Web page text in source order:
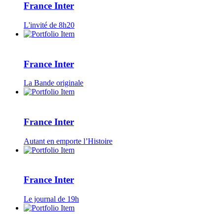
France Inter
L'invité de 8h20
France Inter
La Bande originale
France Inter
Autant en emporte l’Histoire
France Inter
Le journal de 19h